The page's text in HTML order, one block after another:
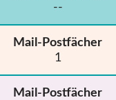
--
Mail-Postfächer
1
Mail-Postfächer